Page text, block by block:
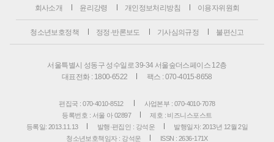
회사소개 윤리강령 개인정보처리방침 이용자위원회
청소년보호정책 정정·반론보도 기사심의규정 불편신고
서울특별시 성동구 성수일로 39-34 서울숲더스페이스 12층
대표전화 : 1800-6522
팩스 : 070-4015-8658
편집국 : 070-4010-8512
사업본부 : 070-4010-7078
등록번호 : 서울 아 02897
제호 : 비즈니스포스트
등록일: 2013.11.13
발행·편집인 : 강석운
발행일자: 2013년 12월 2일
청소년보호책임자 : 강석운
ISSN : 2636-171X